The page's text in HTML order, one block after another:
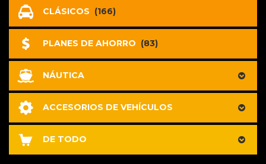
CLÁSICOS (166)
PLANES DE AHORRO (83)
NÁUTICA
ACCESORIOS DE VEHÍCULOS
DE TODO